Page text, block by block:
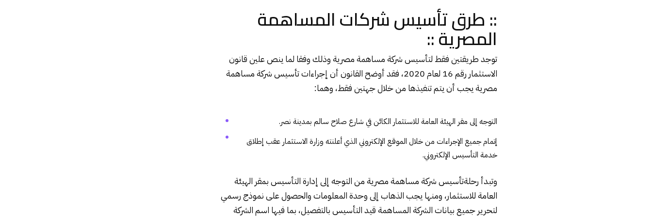
:: طرق تأسيس شركات المساهمة
المصرية ::
توجد طريقتين فقط لتأسيس شركة مساهمة مصرية وذلك وفقا لما ينص علين قانون
الاستثمار رقم 16 لعام 2020، فقد أوضح القانون أن إجراءات تأسيس شركة مساهمة
مصرية يجب أن يتم تنفيذها من خلال جهتين فقط، وهما:
التوجه إلى مقر الهيئة العامة للاستثمار الكائن في شارع صلاح سالم بمدينة نصر.
إتمام جميع الإجراءات من خلال الموقع الإلكتروني الذي أعلنته وزارة الاستثمار عقب إطلاق
خدمة التأسيس الإلكتروني.
وتبدأ رحلةتأسيس شركة مساهمة مصريةمن التوجه إلى إدارة التأسيس بمقر الهيئة
العامة للاستثمار، ومنها يجب الذهاب إلى وحدة المعلومات والحصول على نموذج رسمي
لتحرير جميع بيانات الشركة المساهمة قيد التأسيس بالتفصيل، بما فيها اسم الشركة